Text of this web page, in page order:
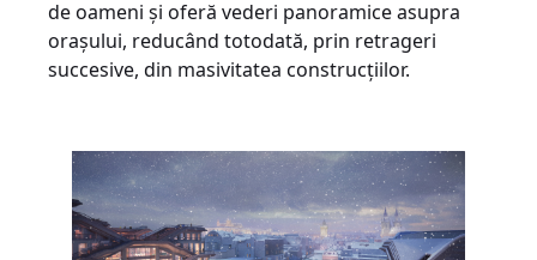
de oameni și oferă vederi panoramice asupra
orașului, reducând totodată, prin retrageri
succesive, din masivitatea construcțiilor.